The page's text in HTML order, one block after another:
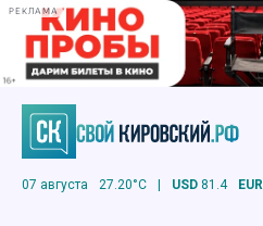
РЕКЛАМА
07 августа 27.20°C | USD 81.4 EUR